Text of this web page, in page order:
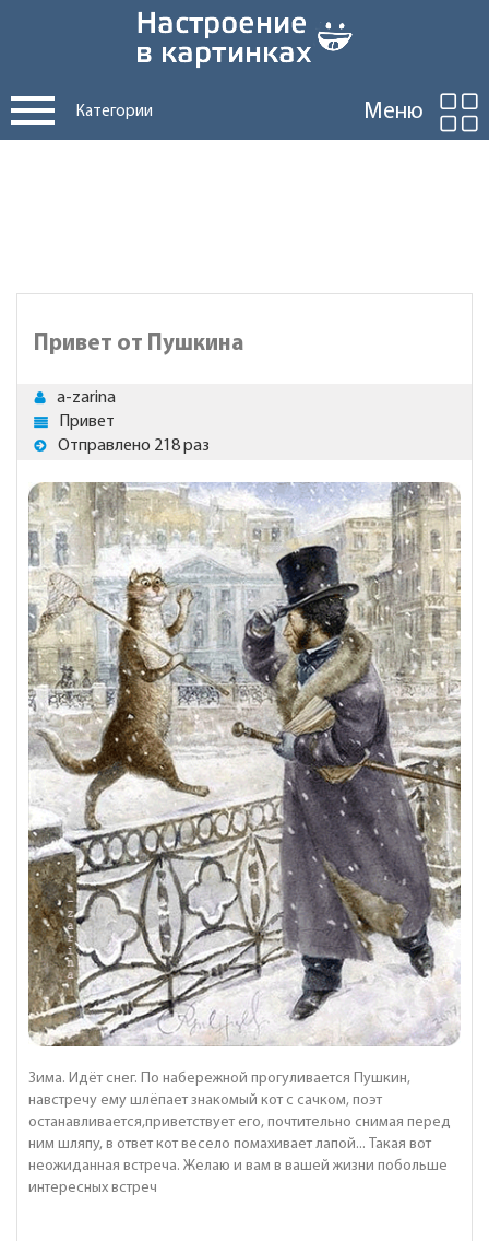
Категории Меню
Привет от Пушкина
a-zarina
Привет
Отправлено 218 раз
Зима. Идёт снег. По набережной прогуливается Пушкин,
навстречу ему шлёпает знакомый кот с сачком, поэт
останавливается,приветствует его, почтительно снимая перед
ним шляпу, в ответ кот весело помахивает лапой... Такая вот
неожиданная встреча. Желаю и вам в вашей жизни побольше
интересных встреч